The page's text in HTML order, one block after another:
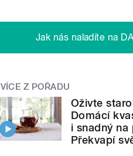
Jak nás naladíte na
VÍCE Z POŘADU
Oživte
Domácí
i snadný na
Překvapí